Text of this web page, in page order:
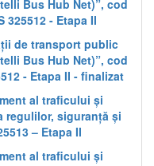
Bus Hub Net)”, cod
325512 - Etapa II
de transport public
Bus Hub Net)”, cod
- Etapa II - finalizat
al traficului și
regulilor, siguranță și
– Etapa II
al traficului și